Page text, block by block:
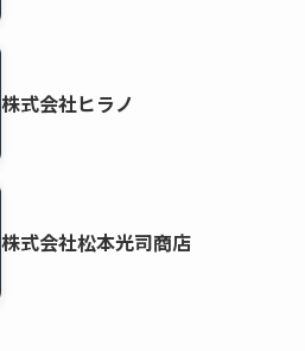
株式会社ヒラノ
株式会社松本光司商店